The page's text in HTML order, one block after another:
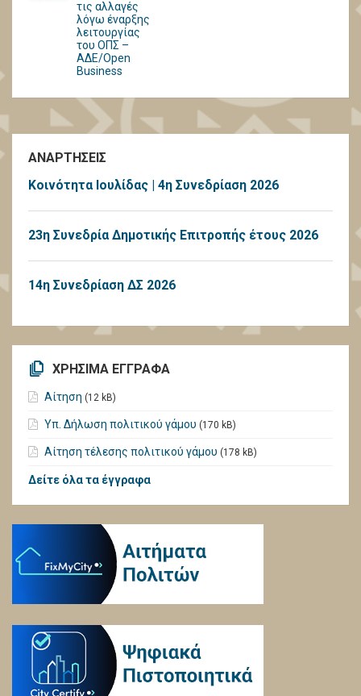
τις αλλαγές
λόγω έναρξης
λειτουργίας
του ΟΠΣ –
ΑΔΕ/Open
Business
ΑΝΑΡΤΗΣΕΙΣ
Κοινότητα Ιουλίδας | 4η Συνεδρίαση 2026
23η Συνεδρία Δημοτικής Επιτροπής έτους 2026
14η Συνεδρίαση ΔΣ 2026
ΧΡΗΣΙΜΑ ΕΓΓΡΑΦΑ
Αίτηση (12 kB)
Υπ. Δήλωση πολιτικού γάμου (170 kB)
Αίτηση τέλεσης πολιτικού γάμου (178 kB)
Δείτε όλα τα έγγραφα